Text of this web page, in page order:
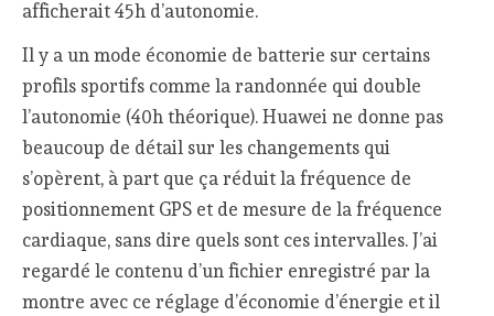
afficherait 45h d’autonomie.
Il y a un mode économie de batterie sur certains
profils sportifs comme la randonnée qui double
l’autonomie (40h théorique). Huawei ne donne pas
beaucoup de détail sur les changements qui
s’opèrent, à part que ça réduit la fréquence de
positionnement GPS et de mesure de la fréquence
cardiaque, sans dire quels sont ces intervalles. J’ai
regardé le contenu d’un fichier enregistré par la
montre avec ce réglage d’économie d’énergie et il